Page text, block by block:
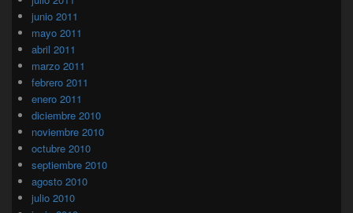
junio 2011
mayo 2011
abril 2011
marzo 2011
febrero 2011
enero 2011
diciembre 2010
noviembre 2010
octubre 2010
septiembre 2010
agosto 2010
julio 2010